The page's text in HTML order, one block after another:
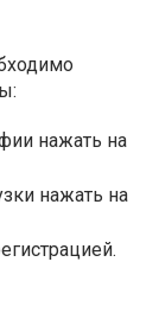
нажать на
нажать на